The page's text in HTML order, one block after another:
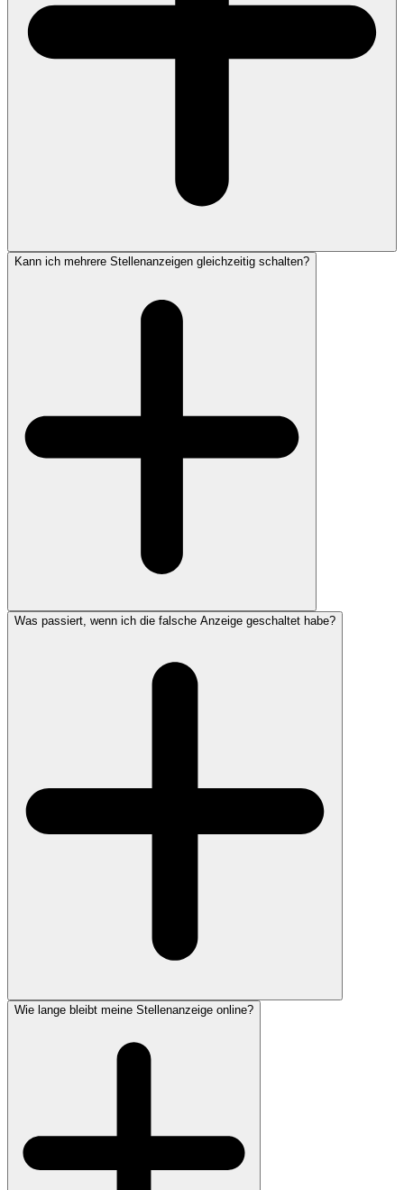
Kann ich mehrere Stellenanzeigen gleichzeitig schalten?
Was passiert, wenn ich die falsche Anzeige geschaltet habe?
Wie lange bleibt meine Stellenanzeige online?